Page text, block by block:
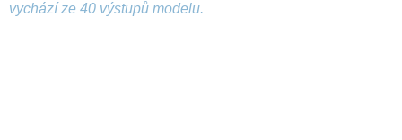
vychází ze 40 výstupů modelu.